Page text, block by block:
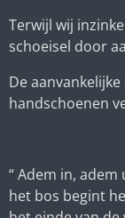
Terwijl wij
schoeisel door
De
handschoenen
“ Adem in,
het bos begint